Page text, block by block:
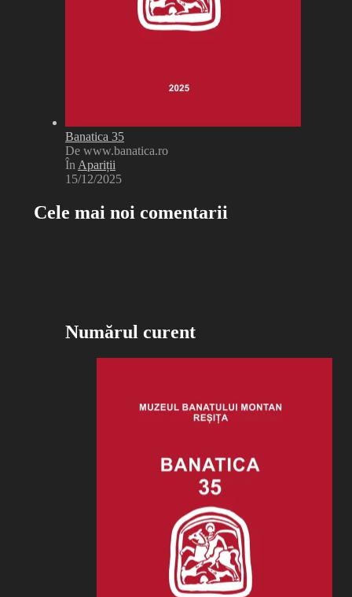
Banatica 35
De www.banatica.ro
În Apariții
15/12/2025
Cele mai noi comentarii
Numărul curent